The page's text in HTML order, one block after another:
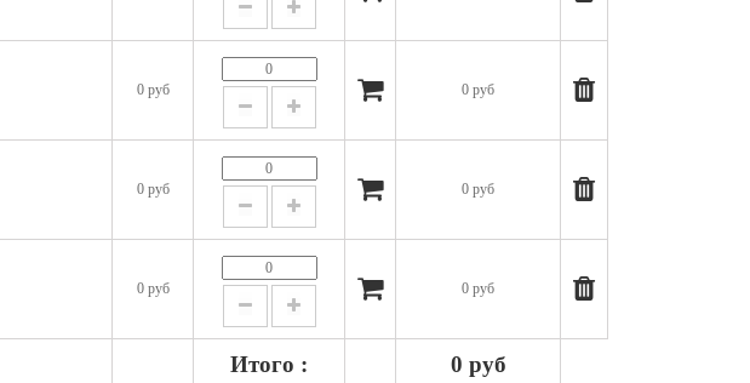
0 руб 0 руб
0 руб 0 руб
0 руб 0 руб
Итого : 0 руб